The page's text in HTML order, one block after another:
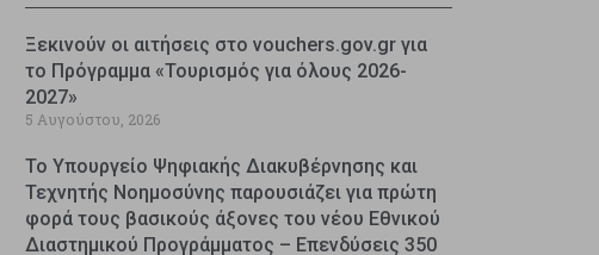
Ξεκινούν οι αιτήσεις στο vouchers.gov.gr για
το Πρόγραμμα «Τουρισμός για όλους 2026-
2027»
5 Αυγούστου, 2026
Το Υπουργείο Ψηφιακής Διακυβέρνησης και
Τεχνητής Νοημοσύνης παρουσιάζει για πρώτη
φορά τους βασικούς άξονες του νέου Εθνικού
Διαστημικού Προγράμματος – Επενδύσεις 350